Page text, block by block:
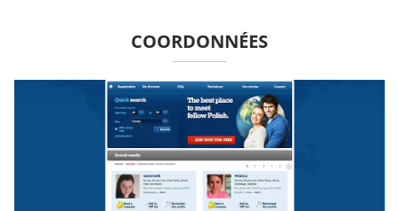
COORDONNÉES